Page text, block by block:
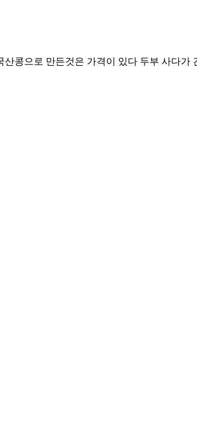
콩으로 만든것은 가격이 있다 두부 사다